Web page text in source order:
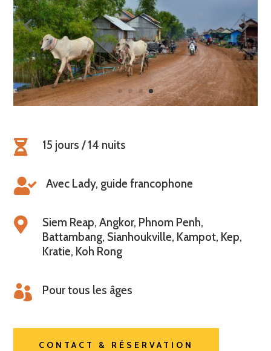
 15 jours / 14 nuits
 Avec Lady, guide francophone

Siem Reap, Angkor, Phnom Penh,
Battambang, Sianhoukville, Kampot, Kep,
Kratie, Koh Rong
 Pour tous les âges
CONTACT & RÉSERVATION